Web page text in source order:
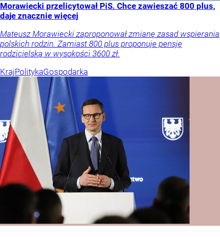
Morawiecki przelicytował PiS. Chce zawieszać 800 plus,
daje znacznie więcej
Mateusz Morawiecki zaproponował zmianę zasad wspierania
polskich rodzin. Zamiast 800 plus proponuje pensję
rodzicielską w wysokości 3600 zł.
KrajPolitykaGospodarka